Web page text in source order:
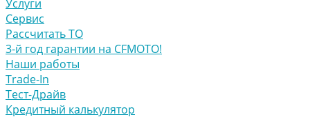
Услуги
Сервис
Рассчитать ТО
3-й год гарантии на CFMOTO!
Наши работы
Trade-In
Тест-Драйв
Кредитный калькулятор